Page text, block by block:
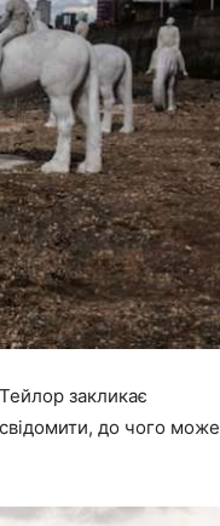
закликає
до чого може